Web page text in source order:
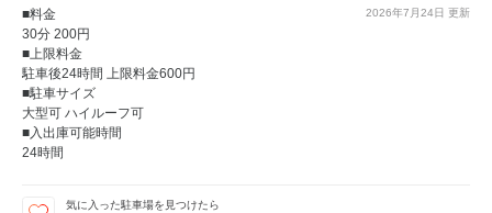
2026年7月24日 更新
■料金
30分 200円
■上限料金
駐車後24時間 上限料金600円
■駐車サイズ
大型可 ハイルーフ可
■入出庫可能時間
24時間
気に入った駐車場を見つけたら